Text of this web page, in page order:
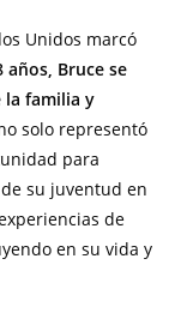
Unidos marcó
años, Bruce se
la familia y
solo representó
para
su juventud en
de
en su vida y